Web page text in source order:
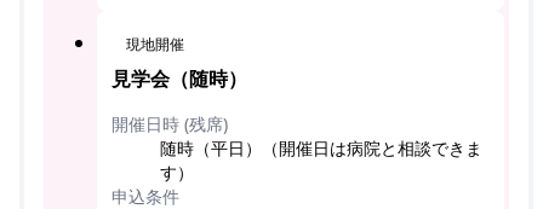
現地開催
見学会（随時）
開催日時 (残席)
随時（平日）（開催日は病院と相談できま
す）
申込条件